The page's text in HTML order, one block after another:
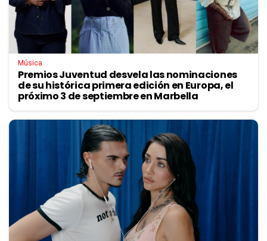
Música
Premios Juventud desvela las nominaciones
de su histórica primera edición en Europa, el
próximo 3 de septiembre en Marbella